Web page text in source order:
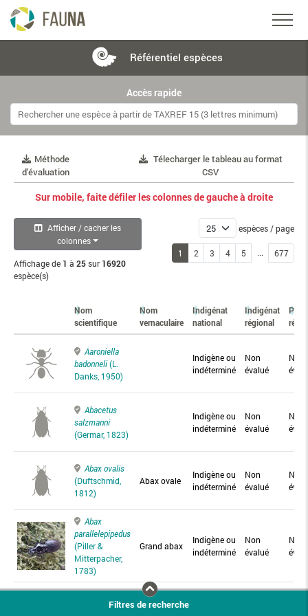
Référentiel espèces
Accès rapide
Méthode
d'évaluation
Télecharger le tableau au format
CSV
Sur mobile, faite défiler les colonnes de gauche à droite
Afficher / cacher les
colonnes
Affichage de 1 à 25sur 16920
espèce(s)
espèces / page
1 2 3 4 5 ... 677
Nom
scientifique
Nom
vernaculaire
Indigénat
national
Indigénat
régional
Aaroniella
badonneli(L.
Danks, 1950)
Indigène ou
indéterminé
Non
évalué
Non
Abacetus
salzmanni
(Germar, 1823)
Indigène ou
indéterminé
Non
évalué
Non
Abax ovalis
(Duftschmid,
1812)
Abax ovale
Indigène ou
indéterminé
Non
évalué
Non
Abax
parallelepipedus
(Piller &
Mitterpacher,
1783)
Grand abax
Indigène ou
indéterminé
Non
évalué
Non
Abax
Abax
Filtres de recherche